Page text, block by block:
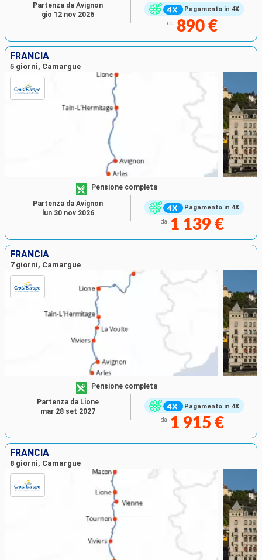
Pagamento in 4X
da 890 €
Partenza da Avignon
gio 12 nov 2026
FRANCIA
5 giorni, Camargue
Pagamento in 4X
Pensione completa
da 1 139 €
Partenza da Avignon
lun 30 nov 2026
FRANCIA
7 giorni, Camargue
Pagamento in 4X
Pensione completa
da 1 915 €
Partenza da Lione
mar 28 set 2027
FRANCIA
8 giorni, Camargue